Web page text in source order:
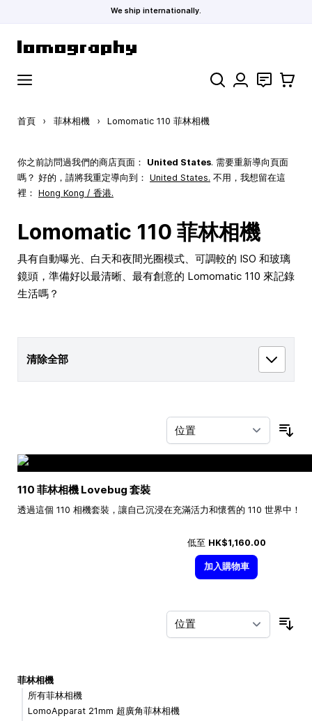
We ship internationally.
搜索 聯絡 購物車
首頁 › 菲林相機 › Lomomatic 110 菲林相機
你之前訪問過我們的商店頁面： United States. 需要重新導向頁面
嗎？ 好的，請將我重定導向到： United States. 不用，我想留在這
裡： Hong Kong / 香港.
Lomomatic 110 菲林相機
具有自動曝光、白天和夜間光圈模式、可調較的 ISO 和玻璃
鏡頭，準備好以最清晰、最有創意的 Lomomatic 110 來記錄
生活嗎？
清除全部
110 菲林相機 Lovebug 套裝
透過這個 110 相機套裝，讓自己沉浸在充滿活力和懷舊的 110 世界中！
低至 HK$1,160.00
加入購物車
菲林相機
所有菲林相機
LomoApparat 21mm 超廣角菲林相機